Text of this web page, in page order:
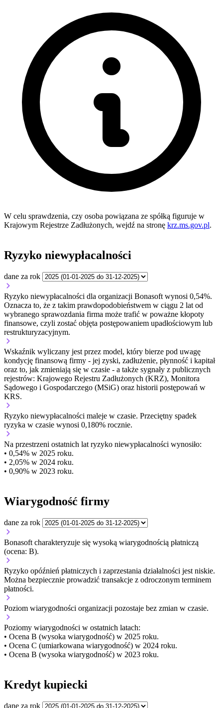
W celu sprawdzenia, czy osoba powiązana ze spółką figuruje w
Krajowym Rejestrze Zadłużonych, wejdź na stronę krz.ms.gov.pl.
Ryzyko niewypłacalności
dane za rok
Ryzyko niewypłacalności dla organizacji Bonasoft wynosi 0,54%.
Oznacza to, że z takim prawdopodobieństwem w ciągu 2 lat od
wybranego sprawozdania firma może trafić w poważne kłopoty
finansowe, czyli zostać objęta postępowaniem upadłościowym lub
restrukturyzacyjnym.
Wskaźnik wyliczany jest przez model, który bierze pod uwagę
kondycję finansową firmy - jej zyski, zadłużenie, płynność i kapitał
oraz to, jak zmieniają się w czasie - a także sygnały z publicznych
rejestrów: Krajowego Rejestru Zadłużonych (KRZ), Monitora
Sądowego i Gospodarczego (MSiG) oraz historii postępowań w
KRS.
Ryzyko niewypłacalności maleje w czasie. Przeciętny spadek
ryzyka w czasie wynosi 0,180% rocznie.
Na przestrzeni ostatnich lat ryzyko niewypłacalności wynosiło:
• 0,54% w 2025 roku.
• 2,05% w 2024 roku.
• 0,90% w 2023 roku.
Wiarygodność firmy
dane za rok
Bonasoft charakteryzuje się wysoką wiarygodnością płatniczą
(ocena: B).
Ryzyko opóźnień płatniczych i zaprzestania działalności jest niskie.
Można bezpiecznie prowadzić transakcje z odroczonym terminem
płatności.
Poziom wiarygodności organizacji pozostaje bez zmian w czasie.
Poziomy wiarygodności w ostatnich latach:
• Ocena B (wysoka wiarygodność) w 2025 roku.
• Ocena C (umiarkowana wiarygodność) w 2024 roku.
• Ocena B (wysoka wiarygodność) w 2023 roku.
Kredyt kupiecki
dane za rok